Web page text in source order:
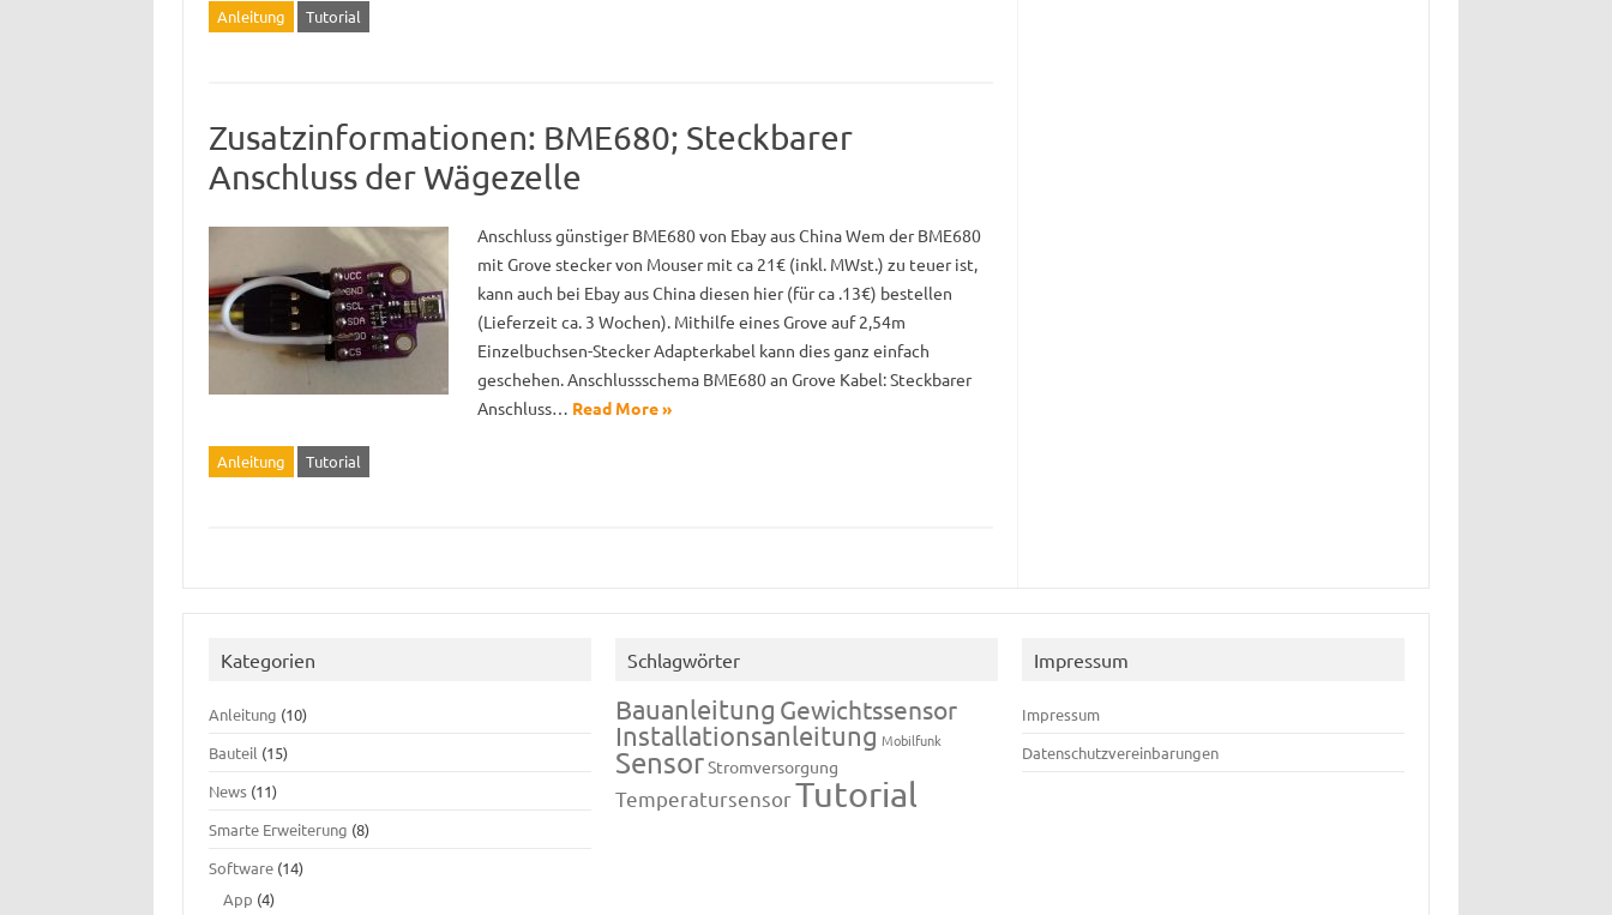
Anleitung Tutorial
Zusatzinformationen: BME680; Steckbarer
Anschluss der Wägezelle
Anschluss günstiger BME680 von Ebay aus China Wem der BME680
mit Grove stecker von Mouser mit ca 21€ (inkl. MWst.) zu teuer ist,
kann auch bei Ebay aus China diesen hier (für ca .13€) bestellen
(Lieferzeit ca. 3 Wochen). Mithilfe eines Grove auf 2,54m
Einzelbuchsen-Stecker Adapterkabel kann dies ganz einfach
geschehen. Anschlussschema BME680 an Grove Kabel: Steckbarer
Anschluss… Read More »
Anleitung Tutorial
Kategorien
Anleitung (10)
Bauteil (15)
News(11)
Smarte Erweiterung (8)
Software(14)
App (4)
Schlagwörter
Bauanleitung Gewichtssensor
Installationsanleitung Mobilfunk
SensorStromversorgung
TemperatursensorTutorial
Impressum
Impressum
Datenschutzvereinbarungen